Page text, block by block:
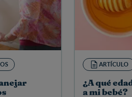
ARTÍCULO
¿A qué
a mi bebé?